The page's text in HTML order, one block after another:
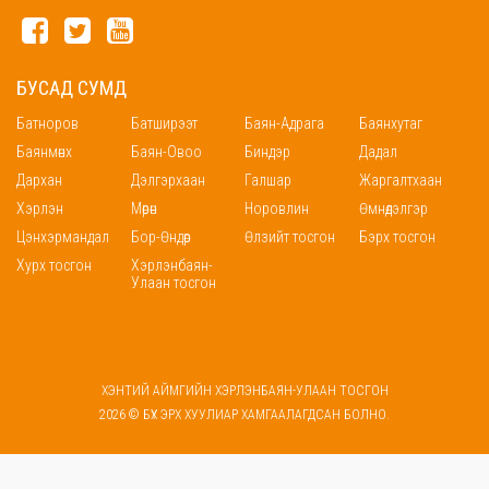
БУСАД СУМД
Батноров Батширээт Баян-Адрага
Баянхутаг
Баянмөнх
Баян-Овоо Биндэр
Дадал
Дархан
Дэлгэрхаан Галшар
Жаргалтхаан
Хэрлэн
Мөрөн Норовлин
Өмнөдэлгэр
Цэнхэрмандал
Бор-Өндөр Өлзийт тосгон
Бэрх тосгон
Хурх тосгон
Хэрлэнбаян-
Улаан тосгон
ХЭНТИЙ АЙМГИЙН ХЭРЛЭНБАЯН-УЛААН ТОСГОН
2026 © БҮХ ЭРХ ХУУЛИАР ХАМГААЛАГДСАН БОЛНО.